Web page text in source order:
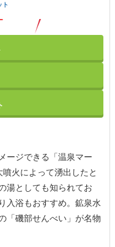
ト
ージできる「温泉マー
火によって湧出したと
湯としても知られてお
入浴もおすすめ。鉱泉水
「磯部せんべい」が名物